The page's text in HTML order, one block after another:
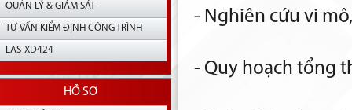
QUẢN LÝ & GIÁM SÁT
TƯ VẤN KIỂM ĐỊNH CÔNG TRÌNH
LAS-XD424
HỒ SƠ
- Nghiên cứu vi
- Quy hoạch tổng